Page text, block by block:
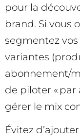
pour la
brand. Si vous
segmentez
variantes
abonnement/
de piloter « par
gérer le mix
Évitez